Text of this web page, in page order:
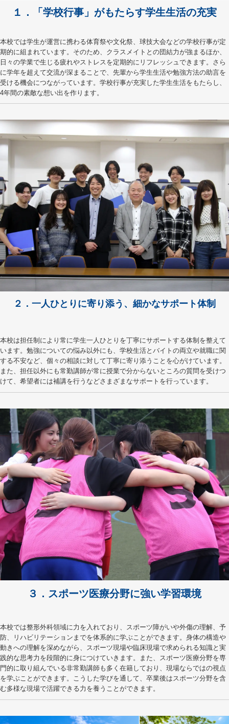
１．「学校行事」がもたらす学生生活の充実
本校では学生が運営に携わる体育祭や文化祭、球技大会などの学校行事が定
期的に組まれています。そのため、クラスメイトとの団結力が強まるほか、
日々の学業で生じる疲れやストレスを定期的にリフレッシュできます。さら
に学年を超えて交流が深まることで、先輩から学生生活や勉強方法の助言を
受ける機会につながっています。学校行事が充実した学生生活をもたらし、
4年間の素敵な想い出を作ります。
２．一人ひとりに寄り添う、細かなサポート体制
本校は担任制により常に学生一人ひとりを丁寧にサポートする体制を整えて
います。勉強についての悩み以外にも、学校生活とバイトの両立や就職に関
する不安など、個々の相談に対して丁寧に寄り添うことを心がけています。
また、担任以外にも常勤講師が常に授業で分からないところの質問を受けつ
けて、希望者には補講を行うなどさまざまなサポートを行っています。
３．スポーツ医療分野に強い学習環境
本校では整形外科領域に力を入れており、スポーツ障がいや外傷の理解、予
防、リハビリテーションまでを体系的に学ぶことができます。身体の構造や
動きへの理解を深めながら、スポーツ現場や臨床現場で求められる知識と実
践的な思考力を段階的に身につけていきます。また、スポーツ医療分野を専
門的に取り組んでいる非常勤講師も多く在籍しており、現場ならではの視点
を学ぶことができます。こうした学びを通して、卒業後はスポーツ分野を含
む多様な現場で活躍できる力を養うことができます。